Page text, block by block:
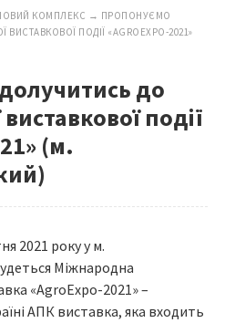
КОМПЛЕКС → ПРОПОНУЄМО
ПОДІЇ «AGROEXPO-2021»
до
події
(м.
2021 року у м.
Міжнародна
«AgroExpo-2021» –
АПК виставка, яка входить